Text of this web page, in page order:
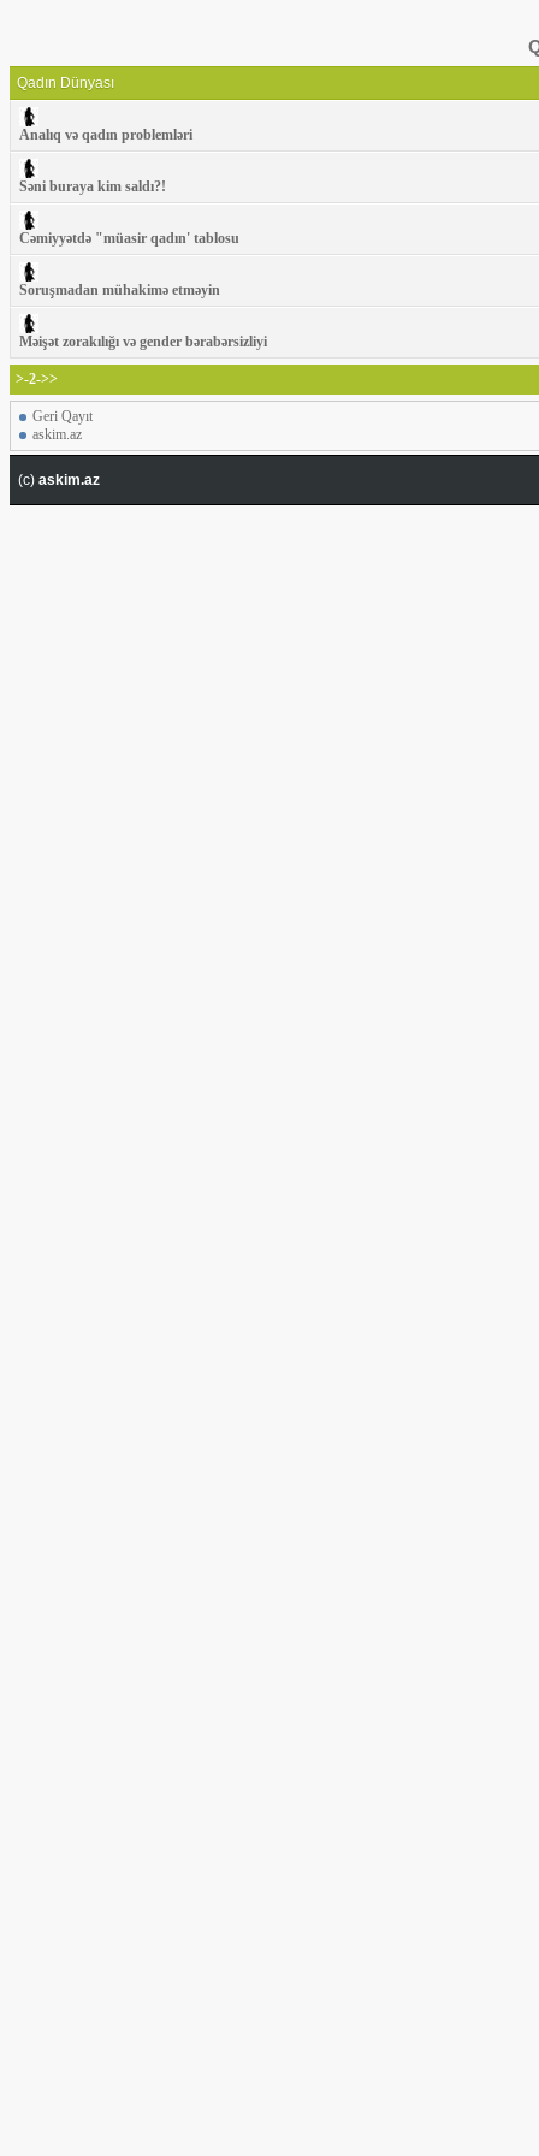
Qadın Dünyası
Analıq və qadın problemləri
Səni buraya kim saldı?!
Cəmiyyətdə "müasir qadın' tablosu
Soruşmadan mühakimə etməyin
Məişət zorakılığı və gender bərabərsizliyi
>-2->>
Geri Qayıt
askim.az
(c) askim.az